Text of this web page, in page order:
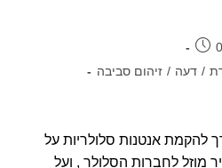
/ זיהום סביבה
סלולריות על
הסלולר , ועל